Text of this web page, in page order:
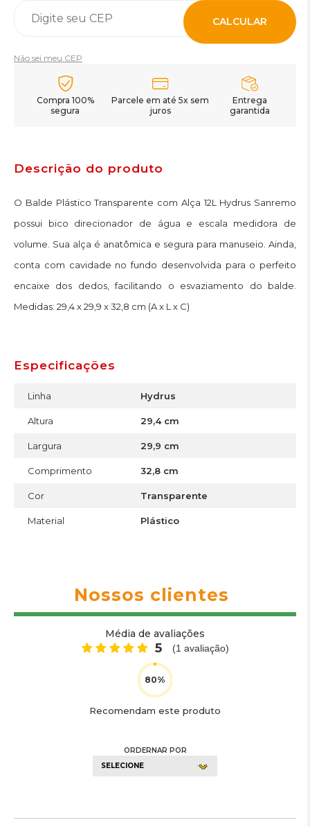
CALCULAR
Não sei meu CEP
Compra 100%
segura
Parcele em até 5x sem
juros
Entrega
garantida
Descrição do produto
O Balde Plástico Transparente com Alça 12L Hydrus Sanremo
possui bico direcionador de água e escala medidora de
volume. Sua alça é anatômica e segura para manuseio. Ainda,
conta com cavidade no fundo desenvolvida para o perfeito
encaixe dos dedos, facilitando o esvaziamento do balde.
Medidas: 29,4 x 29,9 x 32,8 cm (A x L x C)
Especificações
Linha Hydrus
Altura 29,4 cm
Largura 29,9 cm
Comprimento 32,8 cm
Cor Transparente
Material Plástico
Nossos clientes
Média de avaliações
5 (1 avaliação)
Recomendam este produto
ORDERNAR POR
SELECIONE